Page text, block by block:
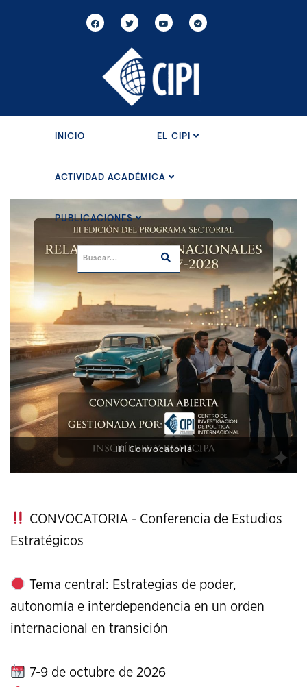
INICIO EL CIPI
ACTIVIDAD ACADÉMICA
PUBLICACIONES
XI Conference on Strategic Studies
CONVOCATORIA - Conferencia de Estudios
Estratégicos
Tema central: Estrategias de poder,
autonomía e interdependencia en un orden
internacional en transición
7-9 de octubre de 2026